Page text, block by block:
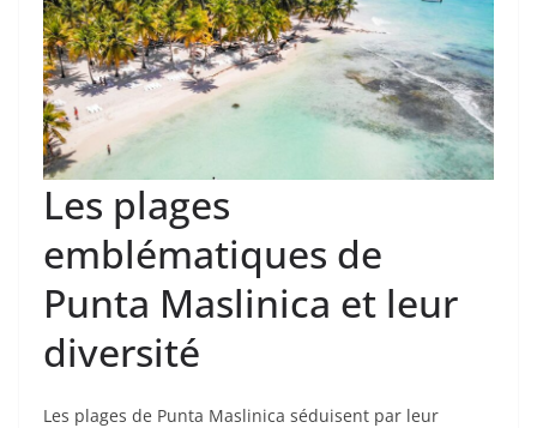
Les plages
emblématiques de
Punta Maslinica et leur
diversité
Les plages de Punta Maslinica séduisent par leur